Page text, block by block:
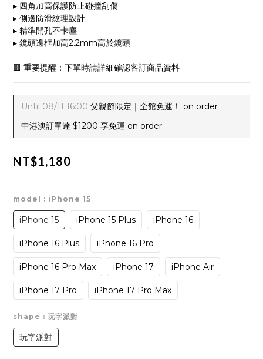
▸ 四角加高保護防止碰撞刮傷
▸ 側邊防滑紋理設計
▸ 精準開孔不卡塵
▸ 鏡頭邊框加高2.2mm高於鏡頭
🟥 重要提醒：下單時請詳細確認客訂商品資料
Until 08/11 16:00 父親節限定｜全館免運！ on order
中港澳訂單達 $1200 享免運 on order
NT$1,180
model : iPhone 15
iPhone 15 iPhone 15 Plus iPhone 16
iPhone 16 Plus iPhone 16 Pro
iPhone 16 Pro Max iPhone 17 iPhone Air
iPhone 17 Pro iPhone 17 Pro Max
shape : 玩字派對
玩字派對